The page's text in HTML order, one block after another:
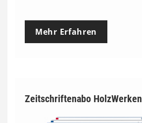
Mehr Erfahren
Zeitschriftenabo HolzWerken